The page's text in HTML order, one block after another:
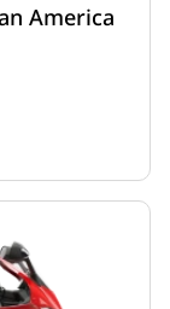
America